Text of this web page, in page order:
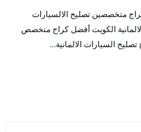
متخصصين تصليح الالسيارات
الكويت أفضل كراج متخصص
السيارات الالمانية…